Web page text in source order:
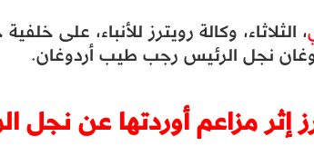
، الثلاثاء، وكالة رويترز للأنباء، على
نجل الرئيس رجب طيب أردوغان.
إثر مزاعم أوردتها عن نجل